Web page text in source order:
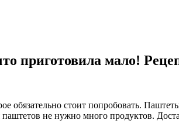
приготовила мало!
обязательно стоит попробовать.
не нужно много продуктов.